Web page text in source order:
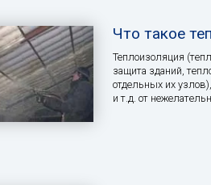
Что такое
Теплоизоляция
защита зданий,
отдельных их
и т.д. от